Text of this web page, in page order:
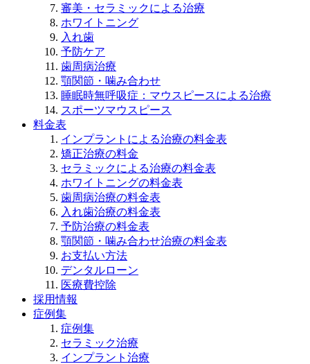
審美・セラミックによる治療
ホワイトニング
入れ歯
予防ケア
歯周病治療
顎関節・噛み合わせ
睡眠時無呼吸症：マウスピースによる治療
スポーツマウスピース
料金表
インプラントによる治療の料金表
矯正治療の料金
セラミックによる治療の料金表
ホワイトニングの料金表
歯周病治療の料金表
入れ歯治療の料金表
予防治療の料金表
顎関節・噛み合わせ治療の料金表
お支払い方法
デンタルローン
医療費控除
採用情報
症例集
症例集
セラミック治療
インプラント治療